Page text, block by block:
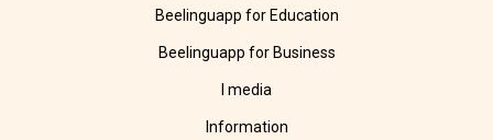
Beelinguapp for Education
Beelinguapp for Business
I media
Information